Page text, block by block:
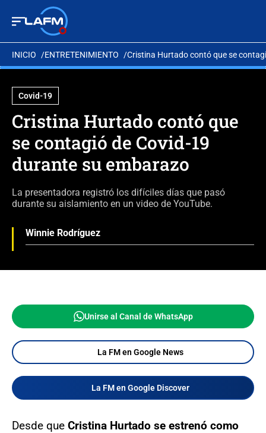
INICIO ENTRETENIMIENTO Cristina Hurtado contó que se
Covid-19
Cristina Hurtado contó que
se contagió de Covid-19
durante su embarazo
La presentadora registró los difíciles días que pasó
durante su aislamiento en un video de YouTube.
Winnie Rodríguez
Unirse al Canal de WhatsApp
La FM en Google News
La FM en Google Discover
Desde que Cristina Hurtado se estrenó como